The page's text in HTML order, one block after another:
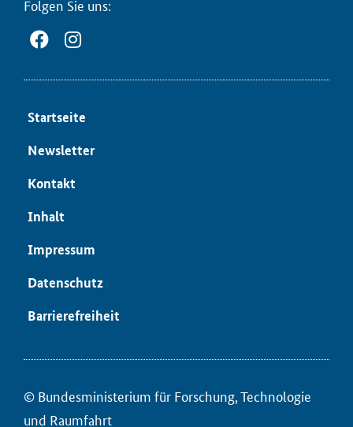
Fol­gen Sie uns:
Start­sei­te
News­let­ter
Kon­takt
In­halt
Im­pres­sum
Da­ten­schutz
Bar­rie­re­frei­heit
© Bun­des­mi­nis­te­ri­um für ­For­schung, Tech­no­lo­gie
und Raum­fahrt